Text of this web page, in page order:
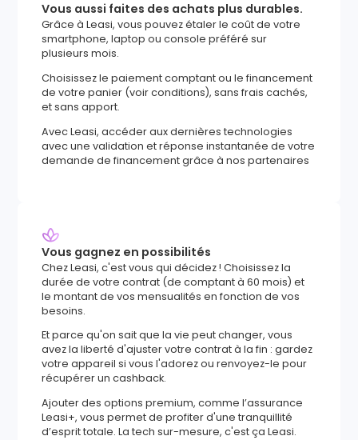
Vous aussi faites des achats plus durables.
Grâce à Leasi, vous pouvez étaler le coût de votre
smartphone, laptop ou console préféré sur
plusieurs mois.
Choisissez le paiement comptant ou le financement
de votre panier (voir conditions), sans frais cachés,
et sans apport.
Avec Leasi, accéder aux dernières technologies
avec une validation et réponse instantanée de votre
demande de financement grâce à nos partenaires
Vous gagnez en possibilités
Chez Leasi, c'est vous qui décidez ! Choisissez la
durée de votre contrat (de comptant à 60 mois) et
le montant de vos mensualités en fonction de vos
besoins.
Et parce qu'on sait que la vie peut changer, vous
avez la liberté d'ajuster votre contrat à la fin : gardez
votre appareil si vous l'adorez ou renvoyez-le pour
récupérer un cashback.
Ajouter des options premium, comme l’assurance
Leasi+, vous permet de profiter d'une tranquillité
d’esprit totale. La tech sur-mesure, c'est ça Leasi.